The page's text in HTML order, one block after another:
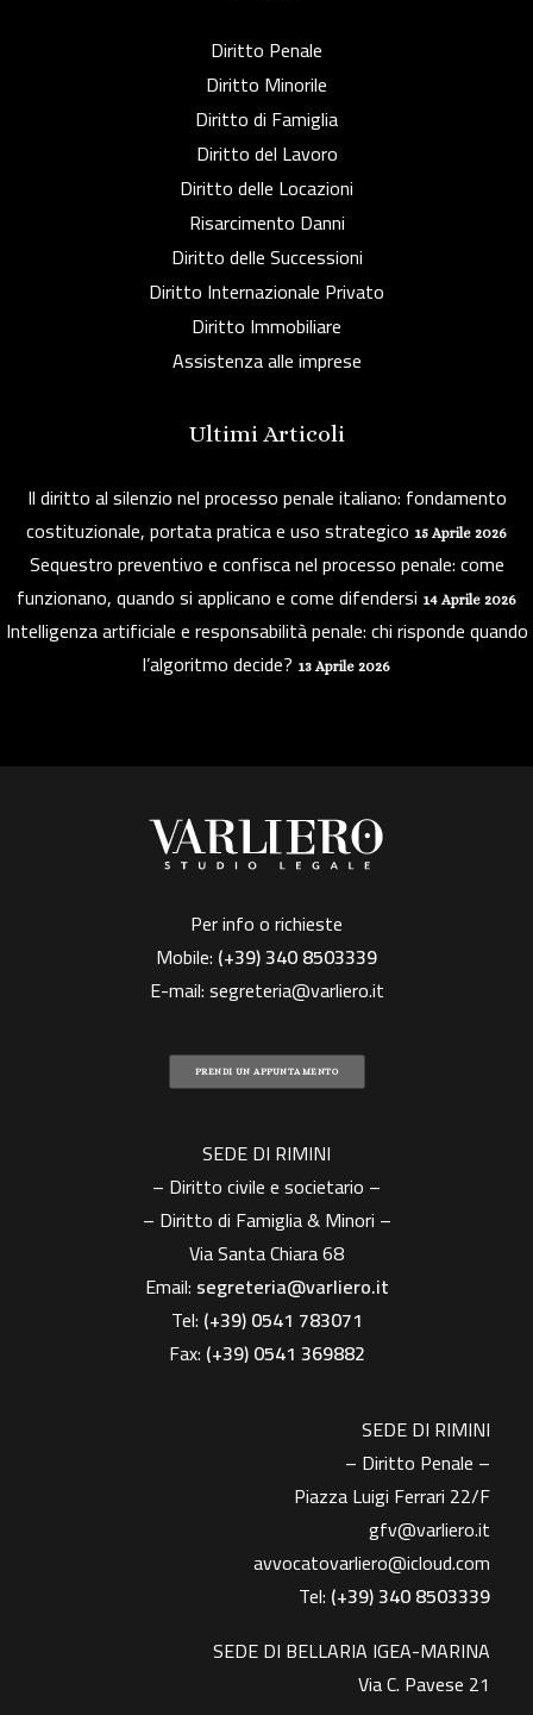
Diritto Penale
Diritto Minorile
Diritto di Famiglia
Diritto del Lavoro
Diritto delle Locazioni
Risarcimento Danni
Diritto delle Successioni
Diritto Internazionale Privato
Diritto Immobiliare
Assistenza alle imprese
Ultimi Articoli
Il diritto al silenzio nel processo penale italiano: fondamento
costituzionale, portata pratica e uso strategico 15 Aprile 2026
Sequestro preventivo e confisca nel processo penale: come
funzionano, quando si applicano e come difendersi 14 Aprile 2026
Intelligenza artificiale e responsabilità penale: chi risponde quando
l’algoritmo decide? 13 Aprile 2026
Per info o richieste
Mobile: (+39)340 8503339
E-mail:segreteria@varliero.it
PRENDI UN APPUNTAMENTO
SEDE DI RIMINI
– Diritto civile e societario –
– Diritto di Famiglia & Minori –
Via Santa Chiara 68
Email: segreteria@varliero.it
Tel: (+39) 0541 783071
Fax: (+39)0541 369882
SEDE DI RIMINI
– Diritto Penale –
Piazza Luigi Ferrari 22/F
gfv@varliero.it
avvocatovarliero@icloud.com
Tel: (+39) 340 8503339
SEDE DI BELLARIA IGEA-MARINA
Via C. Pavese 21